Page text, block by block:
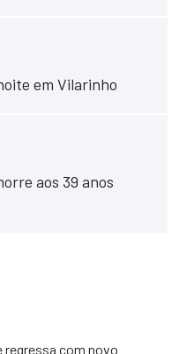
em Vilarinho
aos 39 anos